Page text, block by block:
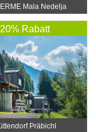
Mala Nedelja
20% Rabatt
Präbichl